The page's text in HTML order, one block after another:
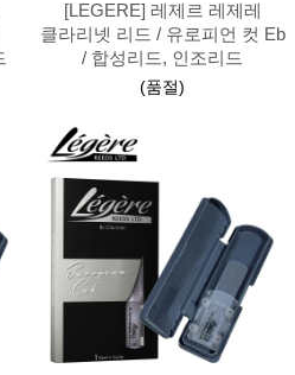
[LEGERE] 레제르 레제레
클라리넷 리드 / 유로피언 컷 Eb
/ 합성리드, 인조리드
(품절)